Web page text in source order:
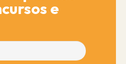
e